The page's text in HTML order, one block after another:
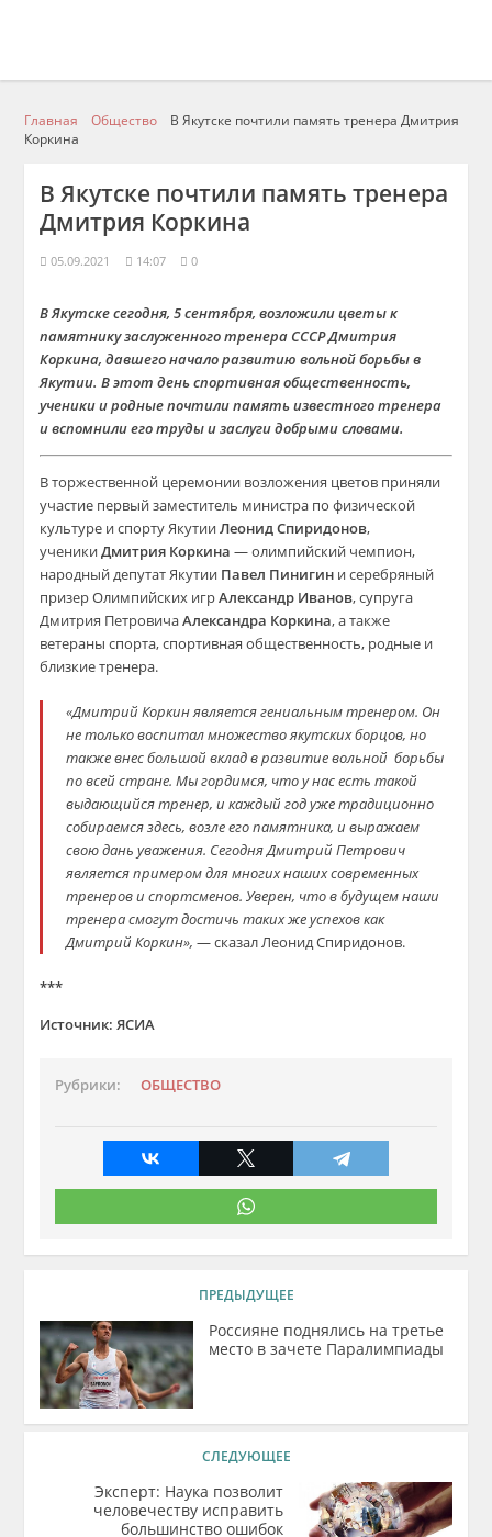
Главная Общество
В Якутске почтили память тренера Дмитрия
Коркина
В Якутске почтили память тренера
Дмитрия Коркина
05.09.2021 14:07 0
В Якутске сегодня, 5 сентября, возложили цветы к
памятнику заслуженного тренера СССР Дмитрия
Коркина, давшего начало развитию вольной борьбы в
Якутии. В этот день спортивная общественность,
ученики и родные почтили память известного тренера
и вспомнили его труды и заслуги добрыми словами.
В торжественной церемонии возложения цветов приняли
участие первый заместитель министра по физической
культуре и спорту ЯкутииЛеонид Спиридонов,
ученикиДмитрия Коркина — олимпийский чемпион,
народный депутат Якутии Павел Пинигин и серебряный
призер Олимпийских игрАлександр Иванов, супруга
Дмитрия ПетровичаАлександра Коркина, а также
ветераны спорта, спортивная общественность, родные и
близкие тренера.
«Дмитрий Коркин является гениальным тренером. Он
не только воспитал множество якутских борцов, но
также внес большой вклад в развитие вольной борьбы
по всей стране. Мы гордимся, что у нас есть такой
выдающийся тренер, и каждый год уже традиционно
собираемся здесь, возле его памятника, и выражаем
свою дань уважения. Сегодня Дмитрий Петрович
является примером для многих наших современных
тренеров и спортсменов. Уверен, что в будущем наши
тренера смогут достичь таких же успехов как
Дмитрий Коркин»,— сказал Леонид Спиридонов.
***
Источник: ЯСИА
Рубрики: ОБЩЕСТВО
ПРЕДЫДУЩЕЕ
Россияне поднялись на третье
место в зачете Паралимпиады
СЛЕДУЮЩЕЕ
Эксперт: Наука позволит
человечеству исправить
большинство ошибок